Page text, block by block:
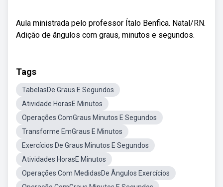
Aula ministrada pelo professor Ítalo Benfica. Natal/RN.
Adição de ângulos com graus, minutos e segundos.
Tags
TabelasDe Graus E Segundos
Atividade HorasE Minutos
Operações ComGraus Minutos E Segundos
Transforme EmGraus E Minutos
Exercícios De Graus Minutos E Segundos
Atividades HorasE Minutos
Operações Com MedidasDe Ângulos Exercícios